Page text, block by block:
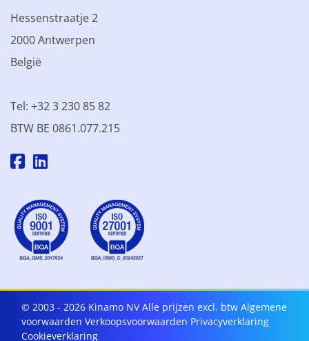
Hessenstraatje 2
2000 Antwerpen
België
Tel: +32 3 230 85 82
BTW BE 0861.077.215
© 2003 - 2026 Kinamo NVAlle prijzen excl. btw Algemene
voorwaarden Verkoopsvoorwaarden Privacyverklaring
Cookieverklaring